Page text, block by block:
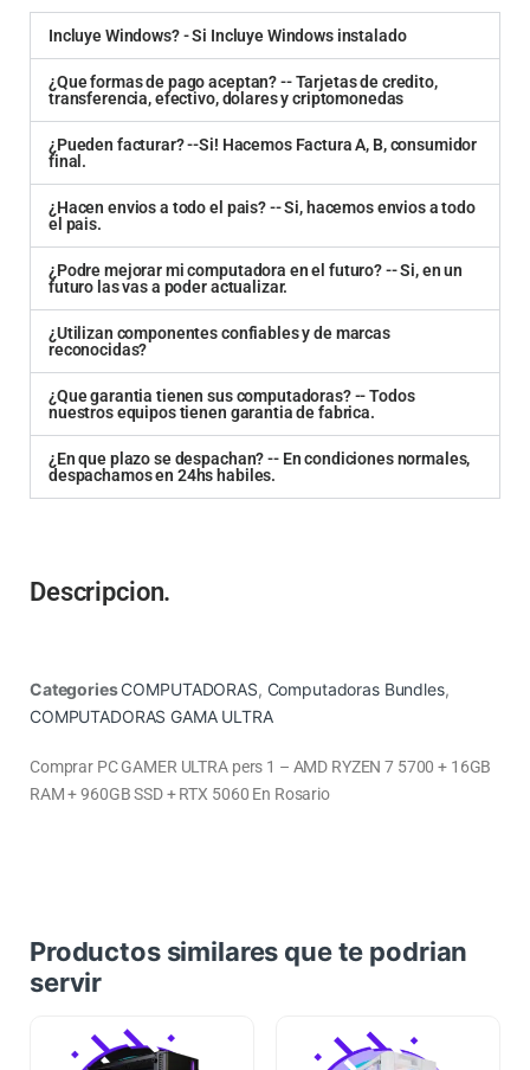
Incluye Windows? - Si Incluye Windows instalado
¿Que formas de pago aceptan? -- Tarjetas de credito,
transferencia, efectivo, dolares y criptomonedas
¿Pueden facturar? --Si! Hacemos Factura A, B, consumidor
final.
¿Hacen envios a todo el pais? -- Si, hacemos envios a todo
el pais.
¿Podre mejorar mi computadora en el futuro? -- Si, en un
futuro las vas a poder actualizar.
¿Utilizan componentes confiables y de marcas
reconocidas?
¿Que garantia tienen sus computadoras? -- Todos
nuestros equipos tienen garantia de fabrica.
¿En que plazo se despachan? -- En condiciones normales,
despachamos en 24hs habiles.
Descripcion.
CategoriesCOMPUTADORAS, Computadoras Bundles,
COMPUTADORAS GAMA ULTRA
Comprar PC GAMER ULTRA pers 1 – AMD RYZEN 7 5700 + 16GB
RAM + 960GB SSD + RTX 5060 En Rosario
Productos similares que te podrian
servir